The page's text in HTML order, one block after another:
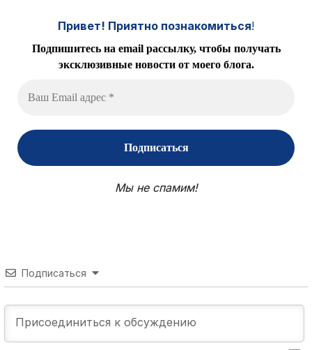
Привет! Приятно познакомиться!
Подпишитесь на email рассылку, чтобы получать
эксклюзивные новости от моего блога.
Мы не спамим!
Подписаться